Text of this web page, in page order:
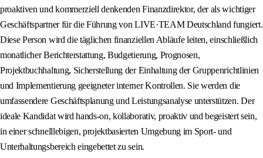
proaktiven und kommerziell denkenden Finanzdirektor, der als wichtiger
Geschäftspartner für die Führung von LIVE·TEAM Deutschland fungiert.
Diese Person wird die täglichen finanziellen Abläufe leiten, einschließlich
monatlicher Berichterstattung, Budgetierung, Prognosen,
Projektbuchhaltung, Sicherstellung der Einhaltung der Gruppenrichtlinien
und Implementierung geeigneter interner Kontrollen. Sie werden die
umfassendere Geschäftsplanung und Leistungsanalyse unterstützen. Der
ideale Kandidat wird hands-on, kollaborativ, proaktiv und begeistert sein,
in einer schnelllebigen, projektbasierten Umgebung im Sport- und
Unterhaltungsbereich eingebettet zu sein.